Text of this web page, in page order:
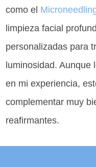
como el
limpieza facial
personalizadas para
luminosidad. Aunque
en mi experiencia,
complementar muy
reafirmantes.